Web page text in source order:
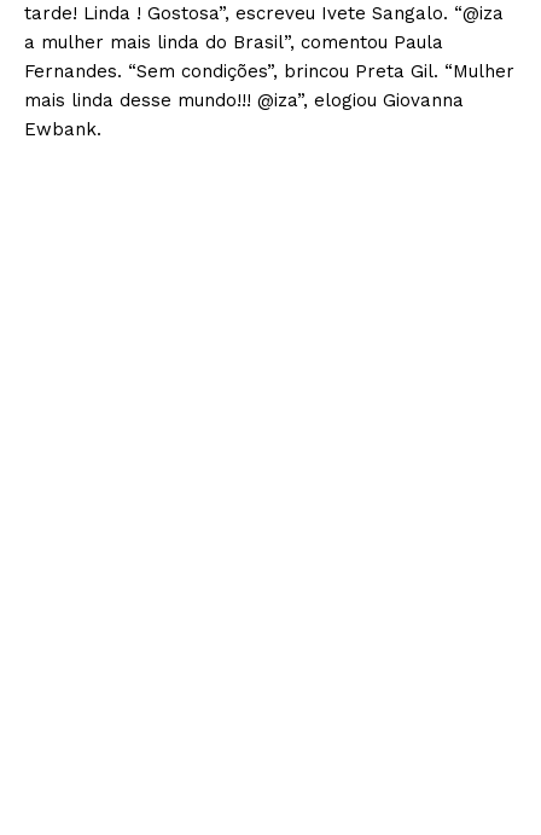
tarde! Linda ! Gostosa”, escreveu Ivete Sangalo. “@iza
a mulher mais linda do Brasil”, comentou Paula
Fernandes. “Sem condições”, brincou Preta Gil. “Mulher
mais linda desse mundo!!! @iza”, elogiou Giovanna
Ewbank.